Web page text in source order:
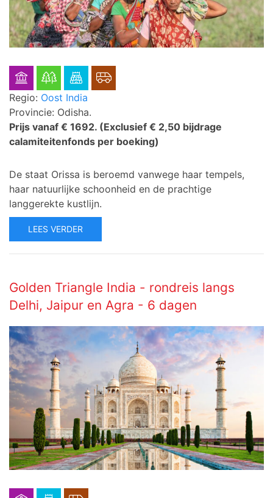
Regio: Oost India
Provincie: Odisha.
Prijs vanaf € 1692. (Exclusief € 2,50 bijdrage
calamiteitenfonds per boeking)
De staat Orissa is beroemd vanwege haar tempels,
haar natuurlijke schoonheid en de prachtige
langgerekte kustlijn.
LEES VERDER
Golden Triangle India - rondreis langs
Delhi, Jaipur en Agra - 6 dagen